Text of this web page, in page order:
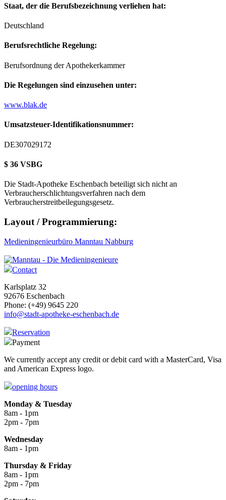
Staat, der die Berufsbezeichnung verliehen hat:
Deutschland
Berufsrechtliche Regelung:
Berufsordnung der Apothekerkammer
Die Regelungen sind einzusehen unter:
www.blak.de
Umsatzsteuer-Identifikationsnummer:
DE307029172
$ 36 VSBG
Die Stadt-Apotheke Eschenbach beteiligt sich nicht an
Verbraucherschlichtungsverfahren nach dem
Verbraucherstreitbeilegungsgesetz.
Layout / Programmierung:
Medieningenieurbüro Manntau Nabburg
Contact
Karlsplatz 32
92676 Eschenbach
Phone: (+49) 9645 220
info@stadt-apotheke-eschenbach.de
Reservation
Payment
We currently accept any credit or debit card with a MasterCard, Visa
and American Express logo.
opening hours
Monday & Tuesday
8am - 1pm
2pm - 7pm
Wednesday
8am - 1pm
Thursday & Friday
8am - 1pm
2pm - 7pm